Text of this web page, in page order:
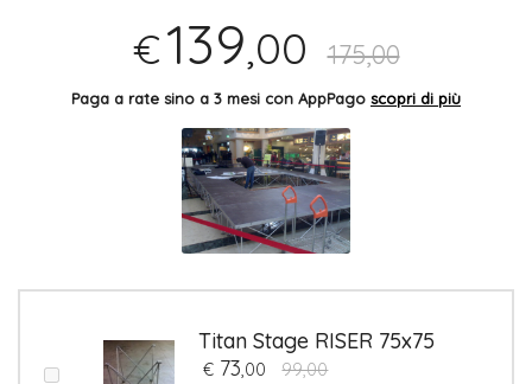
€139,00 175,00
Paga a rate sino a 3 mesi con AppPago scopri di più
Titan Stage RISER 75x75
€ 73,00
99,00